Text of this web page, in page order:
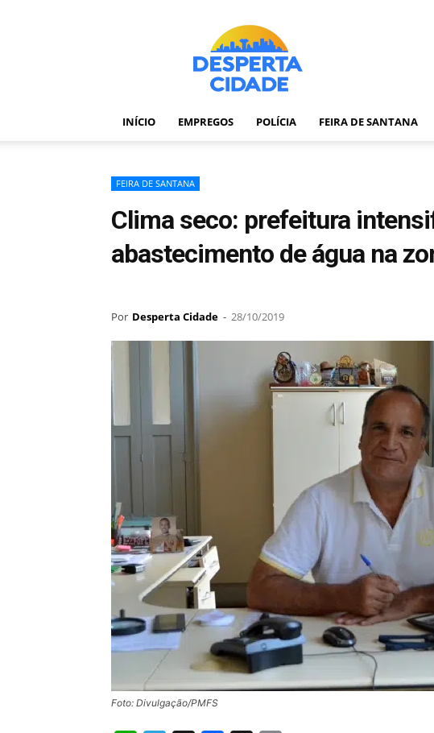
Desperta
Cidade
–
Portal
notícias
Bahia
INÍCIO EMPREGOS POLÍCIA FEIRA DE SANTANA
FEIRA DE SANTANA
Clima seco: prefeitura
abastecimento de água na
Por Desperta Cidade - 28/10/2019
Foto: Divulgação/PMFS